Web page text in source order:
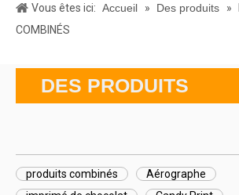
Vous êtes ici: Accueil » Des produits »
COMBINÉS
DES PRODUITS
produits combinés
Aérographe